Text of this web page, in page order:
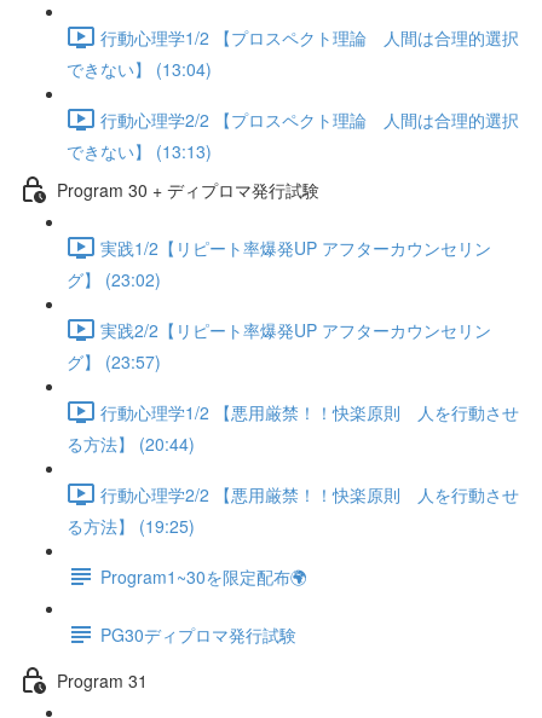
行動心理学1/2 【プロスペクト理論 人間は合理的選択
できない】 (13:04)
行動心理学2/2 【プロスペクト理論 人間は合理的選択
できない】 (13:13)
Program 30 + ディプロマ発行試験
実践1/2【リピート率爆発UP アフターカウンセリン
グ】 (23:02)
実践2/2【リピート率爆発UP アフターカウンセリン
グ】 (23:57)
行動心理学1/2 【悪用厳禁！！快楽原則 人を行動させ
る方法】 (20:44)
行動心理学2/2 【悪用厳禁！！快楽原則 人を行動させ
る方法】 (19:25)
Program1~30を限定配布🌍
PG30ディプロマ発行試験
Program 31